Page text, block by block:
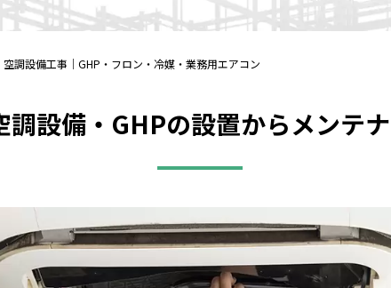
調設備工事｜GHP・フロン・冷媒・業務用エアコン
調設備・GHPの設置からメンテ